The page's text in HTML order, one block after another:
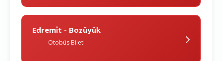
Edremi̇t - Bozüyük
Otobüs Bileti